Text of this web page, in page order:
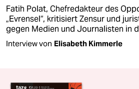
Fatih Polat, Chefredakteur des
„Evrensel“, kritisiert Zensur und
gegen Medien und Journalisten in
Interview von Elisabeth Kimmerle